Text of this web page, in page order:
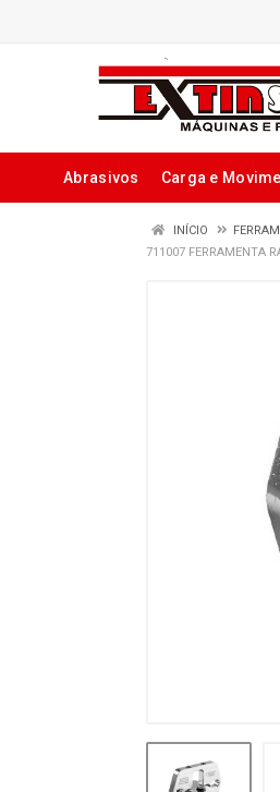
Abrasivos Carga e
INÍCIO
711007 FERRAMENTA